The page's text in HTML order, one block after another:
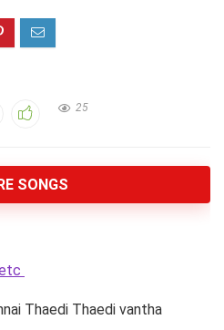
25
SONGS
Thaedi Thaedi vantha